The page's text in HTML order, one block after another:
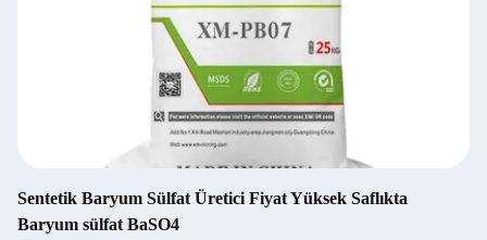
Sentetik Baryum Sülfat Üretici Fiyat Yüksek Saflıkta
Baryum sülfat BaSO4